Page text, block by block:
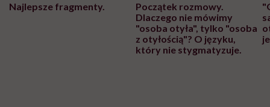
Najlepsze fragmenty.
Początek rozmowy.
Dlaczego nie mówimy
"osoba otyła", tylko "osoba
z otyłością"? O języku,
który nie stygmatyzuje.